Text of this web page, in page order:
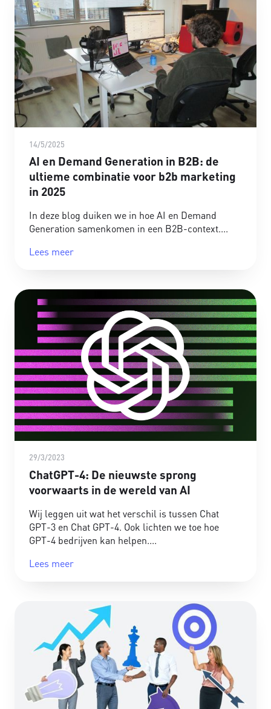
14/5/2025
AI en Demand Generation in B2B: de
ultieme combinatie voor b2b marketing
in 2025
In deze blog duiken we in hoe AI en Demand
Generation samenkomen in een B2B-context.
Lees meer
29/3/2023
ChatGPT-4: De nieuwste sprong
voorwaarts in de wereld van AI
Wij leggen uit wat het verschil is tussen Chat
GPT-3 en Chat GPT-4. Ook lichten we toe hoe
GPT-4 bedrijven kan helpen.
Lees meer